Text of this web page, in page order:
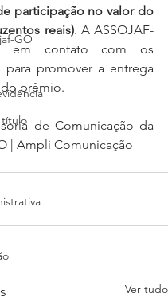
GO
título
participação no valor do
reais). A ASSOJAF-
em contato com os
para promover a entrega
prêmio.
de Comunicação da
| Ampli Comunicação
Ver tudo